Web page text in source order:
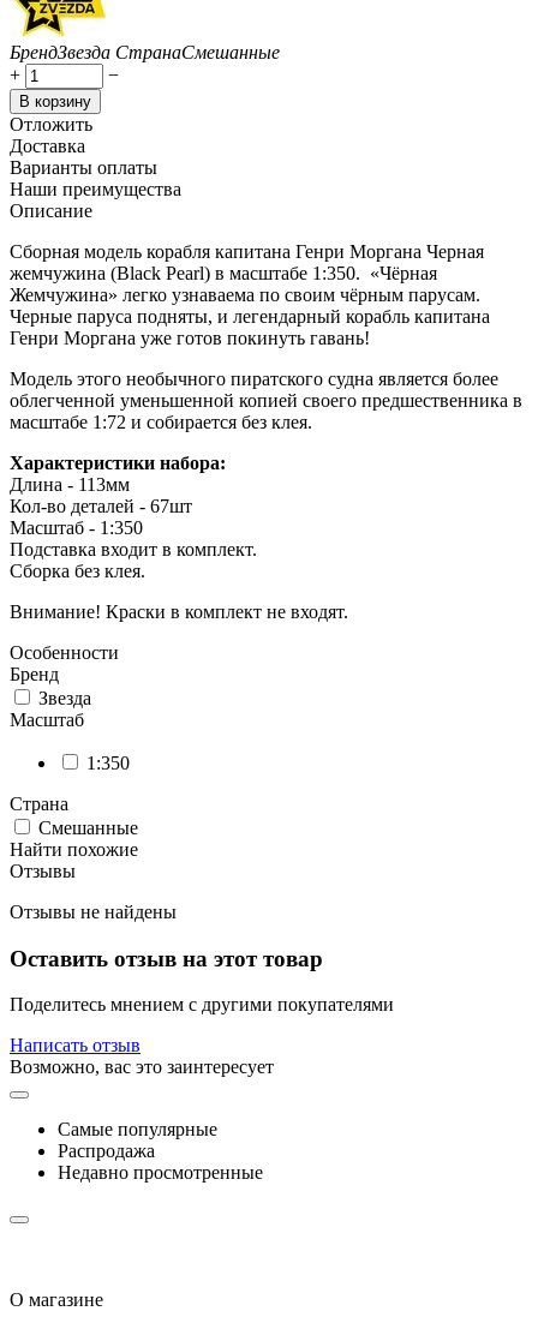
БрендЗвезда СтранаСмешанные
+
−
В корзину
Отложить
Доставка
Варианты оплаты
Наши преимущества
Описание
Сборная модель корабля капитана Генри Моргана Черная
жемчужина (Black Pearl) в масштабе 1:350. «Чёрная
Жемчужина» легко узнаваема по своим чёрным парусам.
Черные паруса подняты, и легендарный корабль капитана
Генри Моргана уже готов покинуть гавань!
Модель этого необычного пиратского судна является более
облегченной уменьшенной копией своего предшественника в
масштабе 1:72 и собирается без клея.
Характеристики набора:
Длина - 113мм
Кол-во деталей - 67шт
Масштаб - 1:350
Подставка входит в комплект.
Сборка без клея.
Внимание! Краски в комплект не входят.
Особенности
Бренд
Звезда
Масштаб
1:350
Страна
Смешанные
Найти похожие
Отзывы
Отзывы не найдены
Оставить отзыв на этот товар
Поделитесь мнением с другими покупателями
Написать отзыв
Возможно, вас это заинтересует
Самые популярные
Распродажа
Недавно просмотренные
О магазине